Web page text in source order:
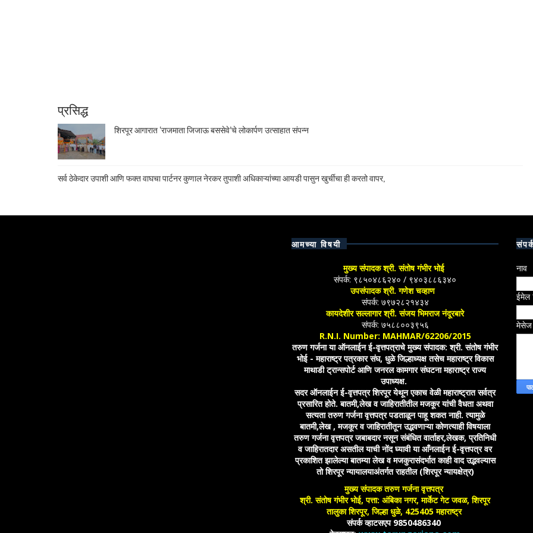
प्रसिद्ध
शिरपूर आगारात ‘राजमाता जिजाऊ बससेवे’चे लोकार्पण उत्साहात संपन्न
सर्व ठेकेदार उपाशी आणि फक्त वाघचा पार्टनर कुणाल नेरकर तुपाशी अधिकाऱ्यांच्या आयडी पासुन खुर्चीचा ही करतो वापर,
आमच्या विषयी
मुख्य संपादक श्री. संतोष गंभीर भोई
संपर्क: ९८५०४८६२४० / ९४०३८८६३४०
उपसंपादक श्री. गणेश चव्हाण
संपर्क: ७९७२८२१४३४
कायदेशीर सल्लागार श्री. संजय भिमराज नंदूरबारे
संपर्क: ७५८८००३९५६
R.N.I. Number: MAHMAR/62206/2015
तरुण गर्जना या ऑनलाईन ई-वृत्तपत्राचे मुख्य संपादक: श्री. संतोष गंभीर
भोई - महाराष्ट्र पत्रकार संघ, धुळे जिल्हाध्यक्ष तसेच महाराष्ट्र विकास
माथाडी ट्रान्सपोर्ट आणि जनरल कामगार संघटना महाराष्ट्र राज्य
उपाध्यक्ष.
सदर ऑनलाईन ई-वृत्तपत्र शिरपूर येथून एकाच वेळी महाराष्ट्रात सर्वत्र
प्रसारित होते. बातमी,लेख व जाहिरातीतील मजकूर यांची वैधता अथवा
सत्यता तरुण गर्जना वृत्तपत्र पडताळून पाहू शकत नाही. त्यामुळे
बातमी,लेख , मजकूर व जाहिरातीतून उद्भवणाऱ्या कोणत्याही विषयाला
तरुण गर्जना वृत्तपत्र जबाबदार नसून संबंधित वार्ताहर,लेखक, प्रतिनिधी
व जाहिरातदार असतील याची नोंद घ्यावी या आँनलाईन ई-वृत्तपत्र वर
प्रकाशित झालेल्या बातम्या लेख व मजकुरासंदर्भात काही वाद उद्भवल्यास
तो शिरपूर न्यायालयाअंतर्गत राहतील (शिरपूर न्यायक्षेत्र)
मुख्य संपादक तरुण गर्जना वृत्तपत्र
श्री. संतोष गंभीर भोई, पत्ता: अंबिका नगर, मार्केट गेट जवळ, शिरपूर
तालुका शिरपूर, जिल्हा धुळे, 425405 महाराष्ट्र
संपर्क व्हाटसएप 9850486340
नाव
ईमेल
मेसेज